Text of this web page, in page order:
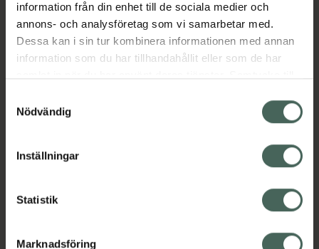
information från din enhet till de sociala medier och
annons- och analysföretag som vi samarbetar med.
Dessa kan i sin tur kombinera informationen med annan
information som du har tillhandahållit eller som de har
återkalla ditt samtycke via webbplatsens
cookieinställningar. Ett återkallat samtycke påverkar inte
lagligheten av behandling som skett innan återkallelsen.
Nödvändig
Inställningar
Statistik
Marknadsföring
Jämförpris 79,95 kr/ st
EAN:05713795265268
Kategorier:
Nappflaskor och dinappar
Innehåll Visa
Instruktioner Visa